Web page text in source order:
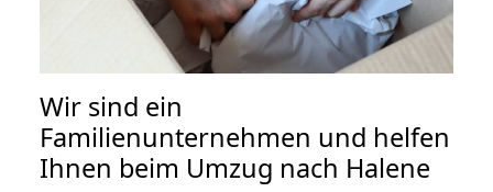
Wir sind ein
Familienunternehmen und helfen
Ihnen beim Umzug nach Halene